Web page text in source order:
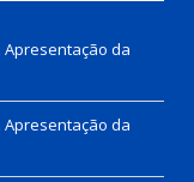
Apresentação da
Apresentação da